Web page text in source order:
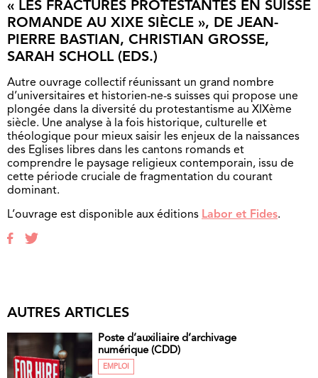
« LES FRACTURES PROTESTANTES EN SUISSE
ROMANDE AU XIXE SIÈCLE », DE JEAN-
PIERRE BASTIAN, CHRISTIAN GROSSE,
SARAH SCHOLL (EDS.)
Autre ouvrage collectif réunissant un grand nombre
d’universitaires et historien-ne-s suisses qui propose une
plongée dans la diversité du protestantisme au XIXème
siècle. Une analyse à la fois historique, culturelle et
théologique pour mieux saisir les enjeux de la naissances
des Eglises libres dans les cantons romands et
comprendre le paysage religieux contemporain, issu de
cette période cruciale de fragmentation du courant
dominant.
L’ouvrage est disponible aux éditions Labor et Fides.
AUTRES ARTICLES
Poste d’auxiliaire d’archivage
numérique (CDD)
EMPLOI